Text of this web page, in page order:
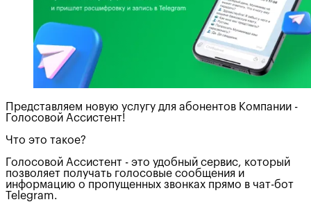
Представляем новую услугу для абонентов Компании -
Голосовой Ассистент!
Что это такое?
Голосовой Ассистент - это удобный сервис, который
позволяет получать голосовые сообщения и
информацию о пропущенных звонках прямо в чат-бот
Telegram.